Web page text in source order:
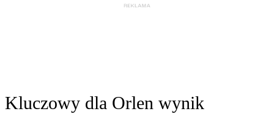
Kluczowy dla Orlen wynik